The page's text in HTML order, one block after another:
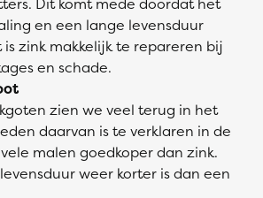
en een lange levensduur
zink makkelijk te repareren bij
en schade.
zien we veel terug in het
daarvan is te verklaren in de
malen goedkoper dan zink.
weer korter is dan een